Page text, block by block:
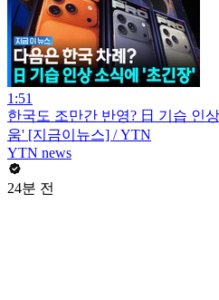
1:51
한국도 조만간 반영? 日 기습 인
움' [지금이뉴스] / YTN
YTN news
24분 전